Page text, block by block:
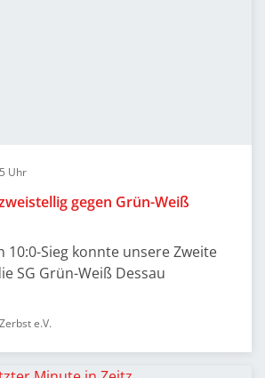
Uhr
gegen Grün-Weiß
10:0-Sieg konnte unsere Zweite
SG Grün-Weiß Dessau
e.V.